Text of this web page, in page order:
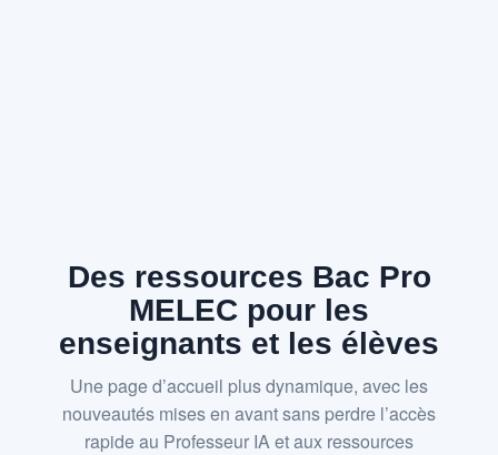
Des ressources Bac Pro
MELEC pour les
enseignants et les élèves
Une page d’accueil plus dynamique, avec les
nouveautés mises en avant sans perdre l’accès
rapide au Professeur IA et aux ressources